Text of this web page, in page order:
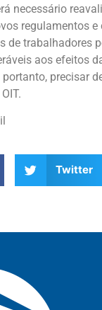
necessário
regulamentos e
de trabalhadores
aos efeitos
precisar
Twitter